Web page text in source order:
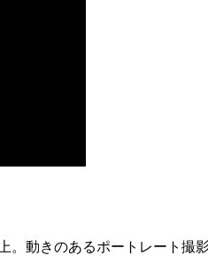
動きのあるポートレート撮